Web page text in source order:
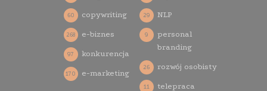
copywriting
60
e-biznes
268
konkurencja
97
e-marketing
170
NLP
29
personal
branding
9
rozwój osobisty
26
telepraca
11